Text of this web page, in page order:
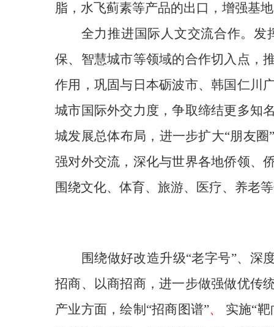
脂，水飞蓟素等产品的出口，增强基
全力推进国际人文交流合作。发
保、智慧城市等领域的合作切入点，
作用，巩固与日本砺波市、韩国仁川
城市国际外交力度，争取缔结更多知
城发展总体布局，进一步扩大“朋友
强对外交流，深化与世界各地侨领、
围绕文化、体育、旅游、医疗、养老
围绕做好改造升级“老字号”、深
招商、以商招商，进一步做强做优传
产业方面，绘制“招商图谱”、
实施“